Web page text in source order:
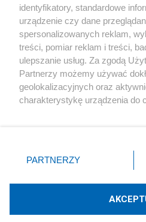
Kultura
X Facebook
Technologię
identyfikatory, standardowe
urządzenie czy dane
spersonalizowanych reklam,
treści, pomiar reklam i treści,
ulepszanie usług. Za zgodą
Partnerzy możemy używać
geolokalizacyjnych oraz
charakterystykę urządzenia do
zmienić/wycofać klikając
znajdujący się w lewym dolnym
rodzaje przetwarzania danych
użytkownika, ale masz prawo
PARTNERZY